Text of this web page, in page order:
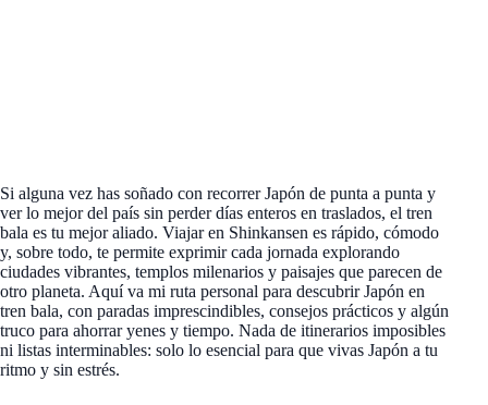
Si alguna vez has soñado con recorrer Japón de punta a punta y
ver lo mejor del país sin perder días enteros en traslados, el tren
bala es tu mejor aliado. Viajar en Shinkansen es rápido, cómodo
y, sobre todo, te permite exprimir cada jornada explorando
ciudades vibrantes, templos milenarios y paisajes que parecen de
otro planeta. Aquí va mi ruta personal para descubrir Japón en
tren bala, con paradas imprescindibles, consejos prácticos y algún
truco para ahorrar yenes y tiempo. Nada de itinerarios imposibles
ni listas interminables: solo lo esencial para que vivas Japón a tu
ritmo y sin estrés.